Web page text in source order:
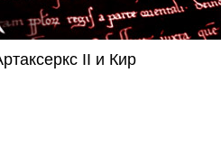
II и Кир